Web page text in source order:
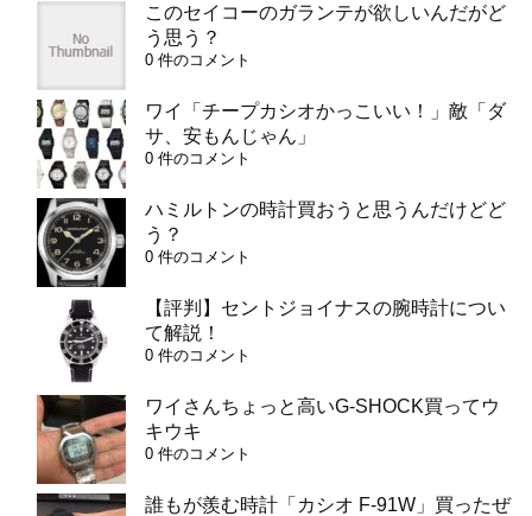
このセイコーのガランテが欲しいんだがど
う思う？
0 件のコメント
ワイ「チープカシオかっこいい！」敵「ダ
サ、安もんじゃん」
0 件のコメント
ハミルトンの時計買おうと思うんだけどど
う？
0 件のコメント
【評判】セントジョイナスの腕時計につい
て解説！
0 件のコメント
ワイさんちょっと高いG-SHOCK買ってウ
キウキ
0 件のコメント
誰もが羨む時計「カシオ F-91W」買ったぜ